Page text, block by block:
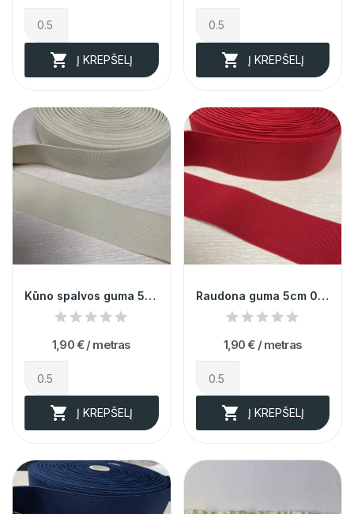
 Į KREPŠELĮ  Į KREPŠELĮ
Kūno spalvos guma 5cm 014412
1,90 € / metras
 Į KREPŠELĮ
Raudona guma 5cm 014413
1,90 € / metras
 Į KREPŠELĮ